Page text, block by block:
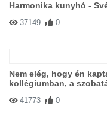
Harmonika kunyhó -
37149 0
Nem elég, hogy én
kollégiumban, a
41773 0